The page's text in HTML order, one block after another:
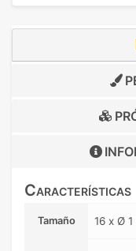
Características
Tamaño 16 x Ø